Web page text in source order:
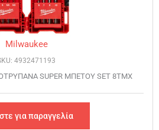
Milwaukee
4932471193
SUPER ΜΠΕΤΟΥ SET 8TMX
για παραγγελία